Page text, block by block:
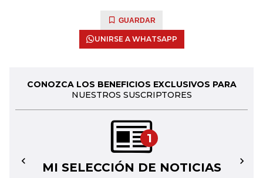
GUARDAR
UNIRSE A WHATSAPP
CONOZCA LOS BENEFICIOS EXCLUSIVOS PARA
NUESTROS SUSCRIPTORES
1
MI SELECCIÓN DE NOTICIAS
← →